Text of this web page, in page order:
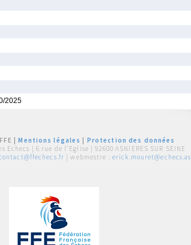
2025
|Mentions légales
Protection des données
Echecs | 6 rue de l'Eglise | 92600 ASNIERES SUR SEINE
| webmestre :